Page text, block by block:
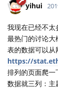
yihui
我现在已经不
最热门的讨论
表的数据可以从
https://
排列的页面爬
数据就三列：主